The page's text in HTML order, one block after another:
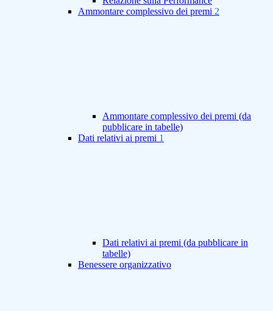
Ammontare complessivo dei premi 2
Ammontare complessivo dei premi (da
pubblicare in tabelle)
Dati relativi ai premi 1
Dati relativi ai premi (da pubblicare in
tabelle)
Benessere organizzativo